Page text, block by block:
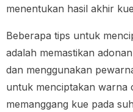
menentukan hasil akhir
Beberapa tips untuk
adalah memastikan
dan menggunakan
untuk menciptakan warna
memanggang kue pada